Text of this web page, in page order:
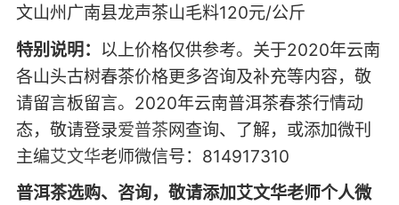
文山州广南县龙声茶山毛料120元/公斤
特别说明： 以上价格仅供参考。关于2020年云南
各山头古树春茶价格更多咨询及补充等内容，敬
请留言板留言。2020年云南普洱茶春茶行情动
态，敬请登录爱普茶网查询、了解，或添加微刊
主编艾文华老师微信号：814917310
普洱茶选购、咨询，敬请添加艾文华老师个人微